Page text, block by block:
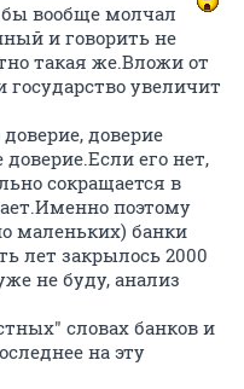
бы вообще молчал
и говорить не
такая же.Вложи от
государство увеличит
доверие
его нет,
сокращается в
поэтому
маленьких) банки
лет закрылось 2000
не буду, анализ
словах банков и
на эту